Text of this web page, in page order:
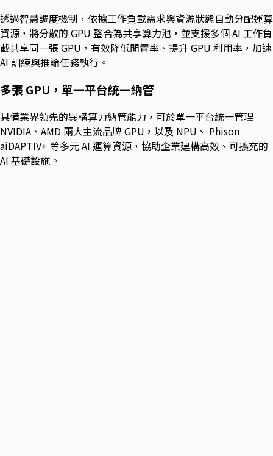
透過智慧調度機制，依據工作負載需求與資源狀態自動分配運算
資源，將分散的 GPU 整合為共享算力池，並支援多個 AI 工作負
載共享同一張 GPU，有效降低閒置率、提升 GPU 利用率，加速
AI 訓練與推論任務執行。
多張 GPU，單一平台統一納管
具備業界領先的異構算力納管能力，可於單一平台統一管理
NVIDIA、AMD 兩大主流品牌 GPU，以及 NPU、 Phison
aiDAPTIV+ 等多元 AI 運算資源，協助企業建構高效、可擴充的
AI 基礎設施。